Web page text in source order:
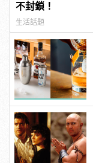
不封鎖！
生活話題